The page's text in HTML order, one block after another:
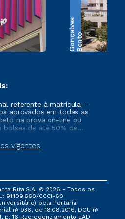
B
e
n
t
o
G
o
n
ç
a
l
v
e
s
vigentes
referente à matrícula –
aprovados em todas as
na prova on-line ou
bolsas de até 50% de
e/ou não tenham
matrícula em uma das
governamentais, e
outra campanha
Rita S.A. © 2026 - Todos os
91.109.660/0001-60
pela Portaria
nº 936, de 18.08.2016, DOU nº
p. 16 Recredenciamento EAD